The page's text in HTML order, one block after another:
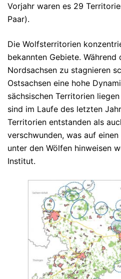
Vorjahr waren es 29
Paar).
Die Wolfsterritorien
bekannten Gebiete. Während
Nordsachsen zu stagnieren
Ostsachsen eine hohe
sächsischen Territorien
sind im Laufe des letzten
Territorien entstanden als
verschwunden, was auf
unter den Wölfen hinweisen
Institut.